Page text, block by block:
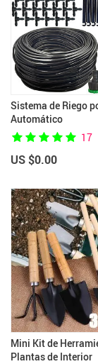
Sistema de Riego
Automático
17
US $0.00
Mini Kit de
Plantas de Interior